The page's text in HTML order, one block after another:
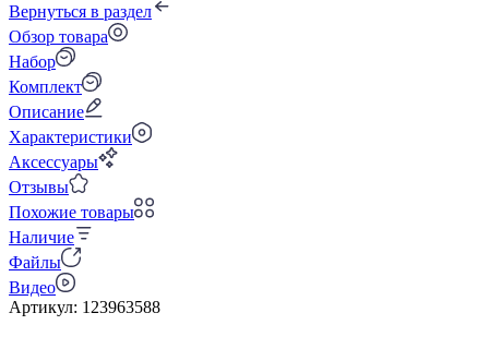
Вернуться в раздел
Обзор товара
Набор
Комплект
Описание
Характеристики
Аксессуары
Отзывы
Похожие товары
Наличие
Файлы
Видео
Артикул: 123963588